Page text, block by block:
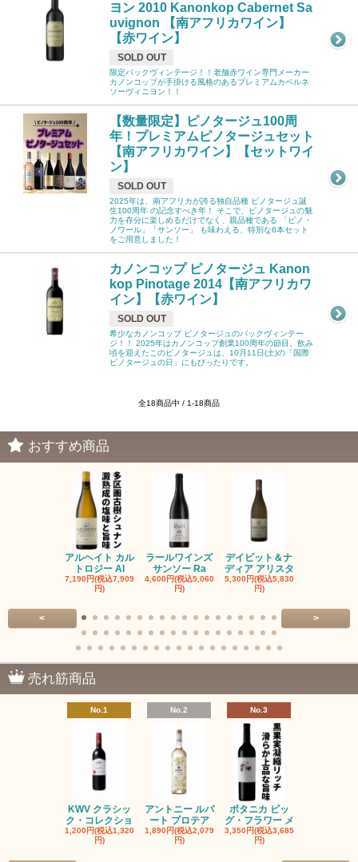
ヨン 2010 Kanonkop Cabernet Sa
uvignon 【南アフリカワイン】
【赤ワイン】
SOLD OUT
限定バックヴィンテージ！！老舗赤ワイン専門メーカー
カノンコップが手掛ける風格のあるプレミアムカベルネ
ソーヴィニヨン！！
【数量限定】ピノタージュ100周
年！プレミアムピノタージュセット
【南アフリカワイン】【セットワイ
ン】
SOLD OUT
2025年は、南アフリカが誇る独自品種 ピノタージュ誕
生100周年 の記念すべき年！ そこで、ピノタージュの魅
力を存分に楽しめるだけでなく、親品種である 「ピノ・
ノワール」「サンソー」 も味わえる、特別な6本セット
をご用意しました！
カノンコップ ピノタージュ Kanon
kop Pinotage 2014【南アフリカワ
イン】【赤ワイン】
SOLD OUT
希少なカノンコップ ピノタージュのバックヴィンテー
ジ！！ 2025年はカノンコップ創業100周年の節目。飲み
頃を迎えたこのピノタージュは、10月11日(土)の「国際
ピノタージュの日」にもぴったりです。
全18商品中 / 1-18商品
おすすめ商品
アルヘイト カル
トロジー Al
7,190円(税込7,909
円)
ラールワインズ
サンソー Ra
4,600円(税込5,060
円)
デイビット＆ナ
ディア アリスタ
5,300円(税込5,830
円)
< >
売れ筋商品
No.1
KWV クラシッ
ク・コレクショ
1,200円(税込1,320
円)
No.2
アントニー ルパ
ート プロテア
1,890円(税込2,079
円)
No.3
ボタニカ ビッ
グ・フラワー メ
3,350円(税込3,685
円)